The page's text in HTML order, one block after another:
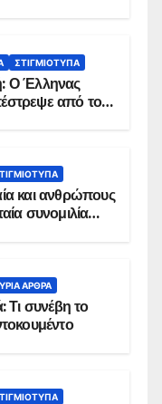
ΣΤΙΓΜΙΌΤΥΠΑ
Ο Έλληνας
από το
και ανθρώπους
συνομιλία
ΑΡΘΡΑ
Τι συνέβη το
και ο χάρτης ντοκουμέντο